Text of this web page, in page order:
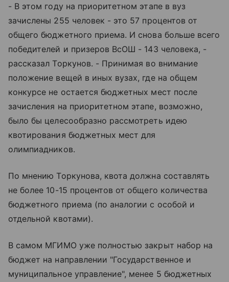
- В этом году на приоритетном этапе в вуз
зачислены 255 человек - это 57 процентов от
общего бюджетного приема. И снова больше всего
победителей и призеров ВсОШ - 143 человека, -
рассказал Торкунов. - Принимая во внимание
положение вещей в иных вузах, где на общем
конкурсе не остается бюджетных мест после
зачисления на приоритетном этапе, возможно,
было бы целесообразно рассмотреть идею
квотирования бюджетных мест для
олимпиадников.
По мнению Торкунова, квота должна составлять
не более 10-15 процентов от общего количества
бюджетного приема (по аналогии с особой и
отдельной квотами).
В самом МГИМО уже полностью закрыт набор на
бюджет на направлении "Государственное и
муниципальное управление", менее 5 бюджетных